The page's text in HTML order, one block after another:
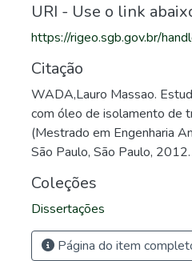
URI - Use o link
https://rigeo.sgb.gov.br/
Citação
WADA,Lauro Massao.
com óleo de isolamento de
(Mestrado em Engenharia
São Paulo, São Paulo, 2012.
Coleções
Dissertações
Página do item